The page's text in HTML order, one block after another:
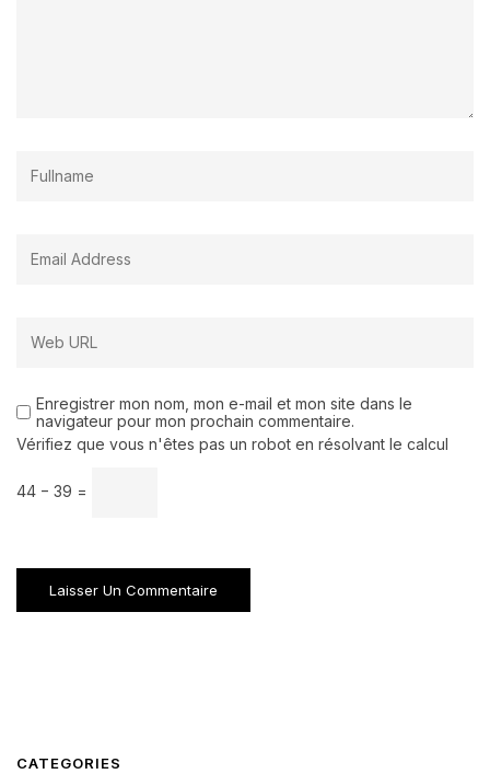
Enregistrer mon nom, mon e-mail et mon site dans le
navigateur pour mon prochain commentaire.
Vérifiez que vous n'êtes pas un robot en résolvant le calcul
44 − 39 =
CATEGORIES